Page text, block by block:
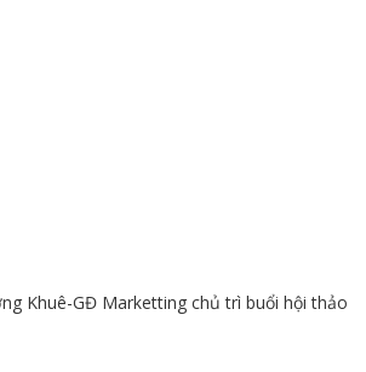
Khuê-GĐ Marketting chủ trì buổi hội thảo